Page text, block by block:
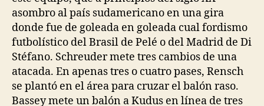
asombro al país sudamericano en una gira
donde fue de goleada en goleada cual fordismo
futbolístico del Brasil de Pelé o del Madrid de Di
Stéfano. Schreuder mete tres cambios de una
atacada. En apenas tres o cuatro pases, Rensch
se plantó en el área para cruzar el balón raso.
Bassey mete un balón a Kudus en línea de tres